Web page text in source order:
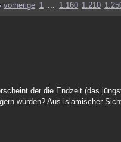
vorherige 1 ... 1.160 1.210
der die Endzeit (das
würden? Aus islamischer